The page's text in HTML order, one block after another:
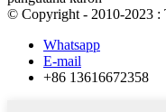
© Copyright - 2010-2023 :
Whatsapp
E-mail
+86 13616672358